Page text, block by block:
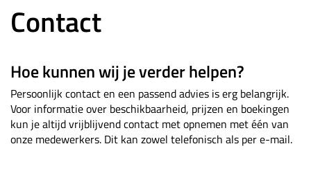
Contact
Hoe kunnen wij je verder helpen?
Persoonlijk contact en een passend advies is erg belangrijk.
Voor informatie over beschikbaarheid, prijzen en boekingen
kun je altijd vrijblijvend contact met opnemen met één van
onze medewerkers. Dit kan zowel telefonisch als per e-mail.